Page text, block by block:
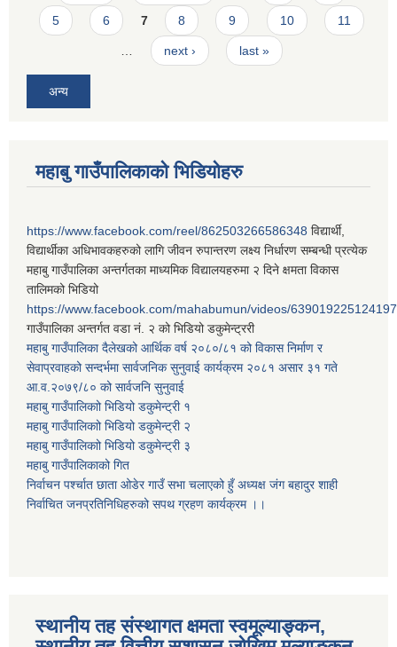
5 6 7 8 9 10 11
next › last »
अन्य
महाबु गाउँपालिकाको भिडियोहरु
https://www.facebook.com/reel/862503266586348 विद्यार्थी,
विद्यार्थीका अधिभावकहरुको लागि जीवन रुपान्तरण लक्ष्य निर्धारण सम्बन्धी प्रत्येक
महाबु गाउँपालिका अन्तर्गतका माध्यमिक विद्यालयहरुमा २ दिने क्षमता विकास
तालिमको भिडियो
https://www.facebook.com/mahabumun/videos/639019225124197
गाउँपालिका अन्तर्गत वडा नं. २ को भिडियो डकुमेन्ट्ररी
महाबु गाउँपालिका दैलेखको आर्थिक वर्ष २०८०/८१ को विकास निर्माण र
सेवाप्रवाहको सन्दर्भमा सार्वजनिक सुनुवाई कार्यक्रम २०८१ असार ३१ गते
आ.व.२०७९/८० को सार्वजनि सुनुवाई
महाबु गाउँपालिकाो भिडियो डकुमेन्ट्री १
महाबु गाउँपालिकाो भिडियो डकुमेन्ट्री २
महाबु गाउँपालिकाो भिडियो डकुमेन्ट्री ३
महाबु गाउँपालिकाको गित
निर्वाचन पर्श्चात छाता ओडेर गाउँ सभा चलाएको हुँ अध्यक्ष जंग बहादुर शाही
निर्वाचित जनप्रतिनिधिहरुको सपथ ग्रहण कार्यक्रम ।।
स्थानीय तह संस्थागत क्षमता स्वमूल्याङ्कन,